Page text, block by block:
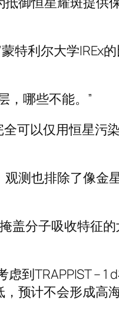
特利尔大学IREx
，哪些不能。”
可以仅用恒星污
测也排除了像金
盖分子吸收特征
到TRAPPIST – 1
预计不会形成高